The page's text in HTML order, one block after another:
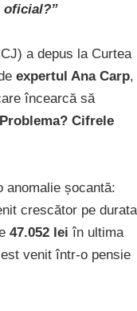
oficial?”
a depus la Curtea
expertul Ana Carp,
încearcă să
Problema? Cifrele
anomalie șocantă:
crescător pe durata
47.052 lei în ultima
venit într-o pensie